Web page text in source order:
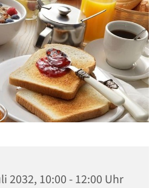
2032, 10:00 - 12:00 Uhr